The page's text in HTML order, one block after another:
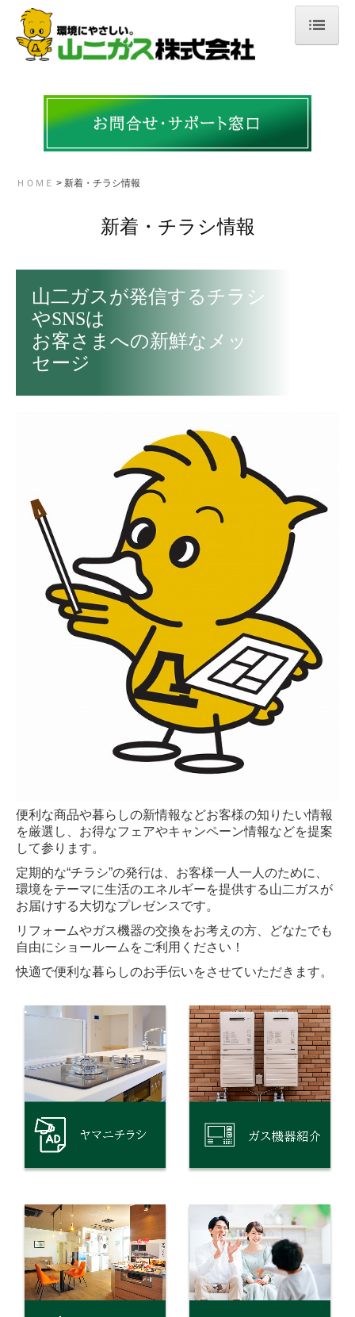
ＨＯＭＥ
会社案内
ご挨拶・会社概要
LPガス事業
ソリューション事業
ヤマニチラシ
ガス機器 取扱商品一覧
生活お役立ち情報 LINE配信中！
補助金チラシ
緊急のときは・・・
ＨＯＭＥ 新着・チラシ情報
新着・チラシ情報
山二ガスが発信するチラシ
やSNSは
お客さまへの新鮮なメッ
セージ
便利な商品や暮らしの新情報などお客様の知りたい情報
を厳選し、お得なフェアやキャンペーン情報などを提案
して参ります。
定期的な“チラシ”の発行は、お客様一人一人のために、
環境をテーマに生活のエネルギーを提供する山二ガスが
お届けする大切なプレゼンスです。
リフォームやガス機器の交換をお考えの方、どなたでも
自由にショールームをご利用ください！
快適で便利な暮らしのお手伝いをさせていただきます。